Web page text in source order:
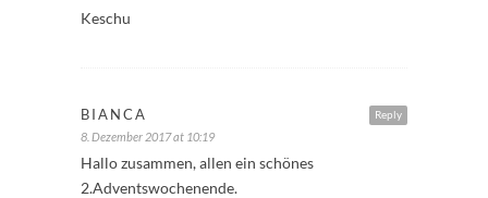
Keschu
Reply
BIANCA
8. Dezember 2017 at 10:19
Hallo zusammen, allen ein schönes
2.Adventswochenende.